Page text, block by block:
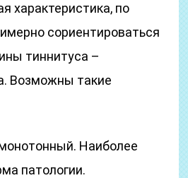
характеристика, по
сориентироваться
тиннитуса –
Возможны такие
Наиболее
патологии.